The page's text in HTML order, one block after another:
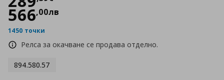
566,00лв
1450 точки
Релса за окачване се продава отделно.
894.580.57